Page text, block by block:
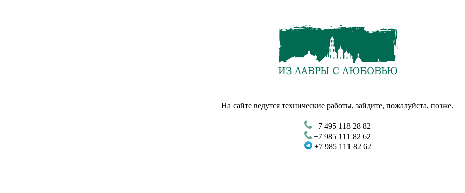
На сайте ведутся технические работы, зайдите, пожалуйста, позже.
+7 495 118 28 82
+7 985 111 82 62
+7 985 111 82 62